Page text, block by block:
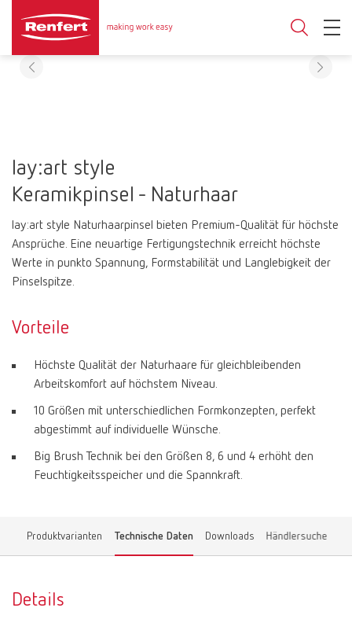
lay:art style
Keramikpinsel - Naturhaar
lay:art style Naturhaarpinsel bieten Premium-Qualität für höchste
Ansprüche. Eine neuartige Fertigungstechnik erreicht höchste
Werte in punkto Spannung, Formstabilität und Langlebigkeit der
Pinselspitze.
Vorteile
Höchste Qualität der Naturhaare für gleichbleibenden
Arbeitskomfort auf höchstem Niveau.
10 Größen mit unterschiedlichen Formkonzepten, perfekt
abgestimmt auf individuelle Wünsche.
Big Brush Technik bei den Größen 8, 6 und 4 erhöht den
Feuchtigkeitsspeicher und die Spannkraft.
Produktvarianten Technische Daten Downloads Händlersuche
Details